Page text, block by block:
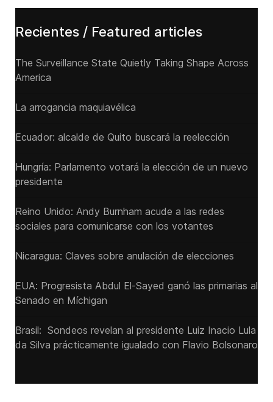
Recientes / Featured articles
The Surveillance State Quietly Taking Shape Across
America
La arrogancia maquiavélica
Ecuador: alcalde de Quito buscará la reelección
Hungría: Parlamento votará la elección de un nuevo
presidente
Reino Unido: Andy ‌Burnham acude a las redes
sociales para comunicarse con los votantes
Nicaragua: Claves sobre anulación de elecciones
EUA: Progresista Abdul El-Sayed ganó las primarias al
Senado ‌en Míchigan
Brasil: Sondeos revelan al presidente Luiz Inacio Lula
da Silva prácticamente igualado con Flavio Bolsonaro